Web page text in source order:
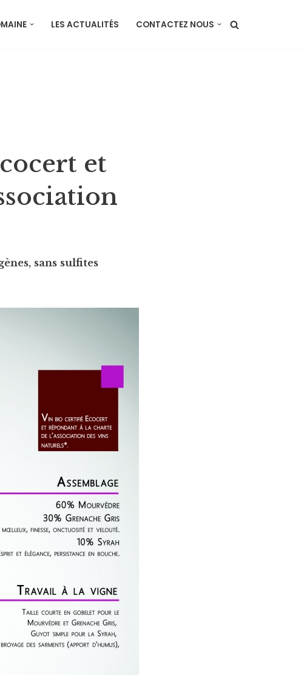
LES ACTUALITÉS CONTACTEZ NOUS
et
sans sulfites